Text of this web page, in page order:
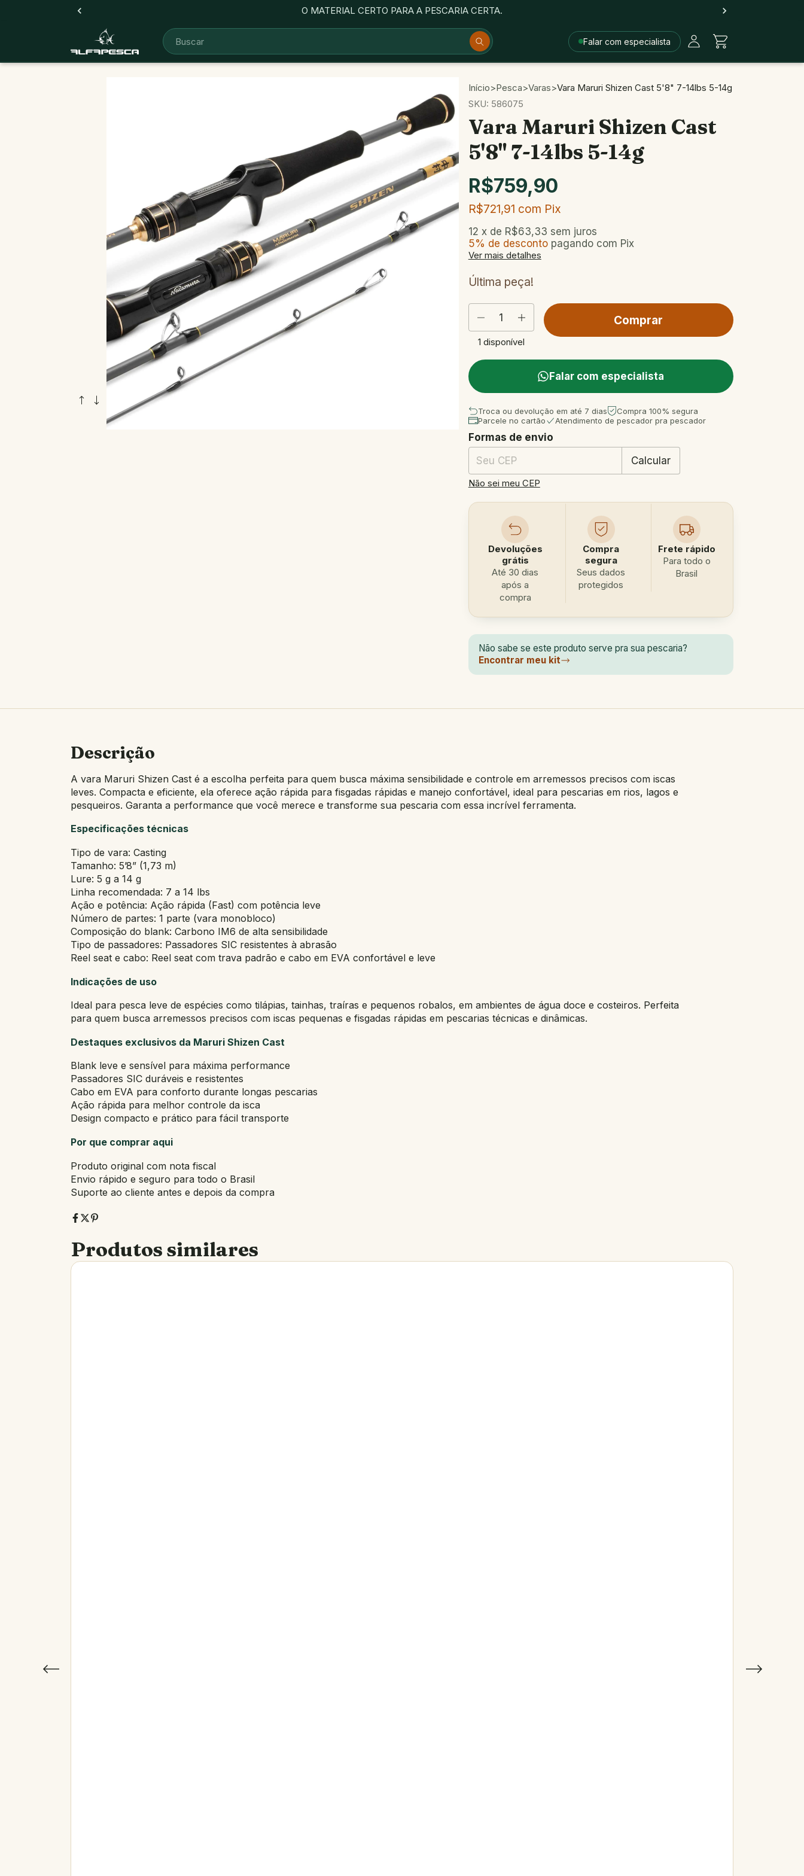
O MATERIAL CERTO PARA A PESCARIA CERTA.
Falar com especialista
Início>Pesca>Varas>Vara Maruri Shizen Cast 5'8" 7-14lbs 5-14g
SKU: 586075
Vara Maruri Shizen Cast
5'8" 7-14lbs 5-14g
R$759,90
R$721,91 com Pix
12 x de R$63,33 sem juros
5% de descontopagando com Pix
Ver mais detalhes
Última peça!
1 disponível
Falar com especialista
Troca ou devolução em até 7 dias
Compra 100% segura
Parcele no cartão
Atendimento de pescador pra pescador
Entregas para o CEP:
Formas de envio
Calcular
Não sei meu CEP
Devoluções
grátis
Até 30 dias
após a
compra
Compra
segura
Seus dados
protegidos
Frete rápido
Para todo o
Brasil
Não sabe se este produto serve pra sua pescaria?
Encontrar meu kit
Descrição
A vara Maruri Shizen Cast é a escolha perfeita para quem busca máxima sensibilidade e controle em arremessos precisos com iscas
leves. Compacta e eficiente, ela oferece ação rápida para fisgadas rápidas e manejo confortável, ideal para pescarias em rios, lagos e
pesqueiros. Garanta a performance que você merece e transforme sua pescaria com essa incrível ferramenta.
Especificações técnicas
Tipo de vara: Casting
Tamanho: 5’8” (1,73 m)
Lure: 5 g a 14 g
Linha recomendada: 7 a 14 lbs
Ação e potência: Ação rápida (Fast) com potência leve
Número de partes: 1 parte (vara monobloco)
Composição do blank: Carbono IM6 de alta sensibilidade
Tipo de passadores: Passadores SIC resistentes à abrasão
Reel seat e cabo: Reel seat com trava padrão e cabo em EVA confortável e leve
Indicações de uso
Ideal para pesca leve de espécies como tilápias, tainhas, traíras e pequenos robalos, em ambientes de água doce e costeiros. Perfeita
para quem busca arremessos precisos com iscas pequenas e fisgadas rápidas em pescarias técnicas e dinâmicas.
Destaques exclusivos da Maruri Shizen Cast
Blank leve e sensível para máxima performance
Passadores SIC duráveis e resistentes
Cabo em EVA para conforto durante longas pescarias
Ação rápida para melhor controle da isca
Design compacto e prático para fácil transporte
Por que comprar aqui
Produto original com nota fiscal
Envio rápido e seguro para todo o Brasil
Suporte ao cliente antes e depois da compra
Produtos similares